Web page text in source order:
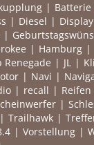
Batterie
Diesel Display
Hamburg
Renegade JL
Navi
recall Reifen
Trailhawk
Vorstellung